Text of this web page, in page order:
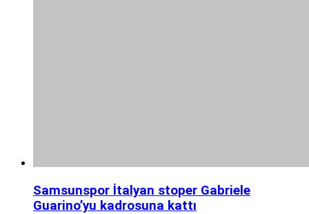
Samsunspor İtalyan stoper Gabriele
Guarino’yu kadrosuna kattı